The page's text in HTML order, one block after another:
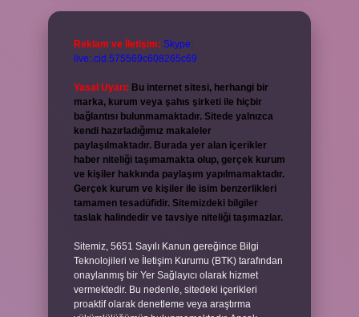
Reklam ve İletişim: Skype:
live:.cid.575569c608265c69
Yasal Uyarı: Bu internet sitesi, herhangi bir
marka, kurum veya şahıs şirketi ile hiçbir
bağlantısı bulunmamaktadır. Sitede yalnızca
kendi hazırladığımız makaleler
paylaşılmaktadır. Burada yer alan içerikler
haber niteliği taşımamakta olup, gerçek kurum
ve kişiler hakkında paylaşım yapılmamaktadır.
Gerçek kurum ve kişiler ile isim benzerlikleri
tamamen tesadüfidir. Sitemizdeki bilgiler
taslak halindedir ve tavsiye niteliği taşımazlar.
Sitemiz, 5651 Sayılı Kanun gereğince Bilgi
Teknolojileri ve İletişim Kurumu (BTK) tarafından
onaylanmış bir Yer Sağlayıcı olarak hizmet
vermektedir. Bu nedenle, sitedeki içerikleri
proaktif olarak denetleme veya araştırma